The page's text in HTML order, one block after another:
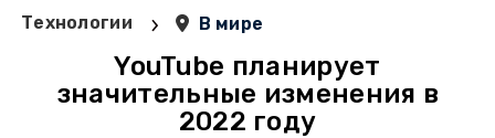
Технологии › В мире
YouTube планирует
значительные изменения в
2022 году